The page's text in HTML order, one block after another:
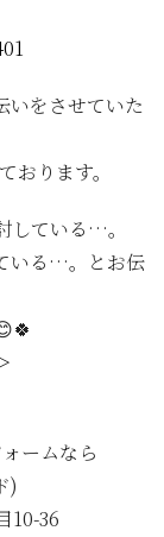
いをさせていた
おります。
している…。
いる…。とお伝
ームなら
)
10-36